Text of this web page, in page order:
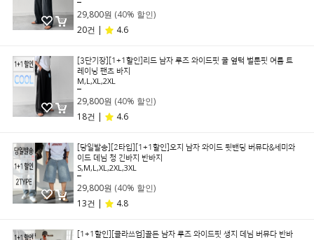
29,800원 (40% 할인)
20건 |
4.6
[3단기장][1+1할인]리드 남자 루즈 와이드핏 쿨 옆턱 벌룬핏 여름 트
레이닝 팬츠 바지
M,L,XL,2XL
29,800원 (40% 할인)
18건 |
4.6
[당일발송][2타입][1+1할인]오지 남자 와이드 뒷밴딩 버뮤다&세미와
이드 데님 청 긴바지 반바지
S,M,L,XL,2XL,3XL
29,800원 (40% 할인)
13건 |
4.8
[1+1할인][클라쓰업]골든 남자 루즈 와이드핏 생지 데님 버뮤다 반바